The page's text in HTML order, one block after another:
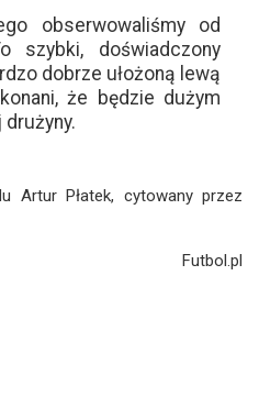
obserwowaliśmy od
szybki, doświadczony
dobrze ułożoną lewą
że będzie dużym
Artur Płatek, cytowany przez
Futbol.pl